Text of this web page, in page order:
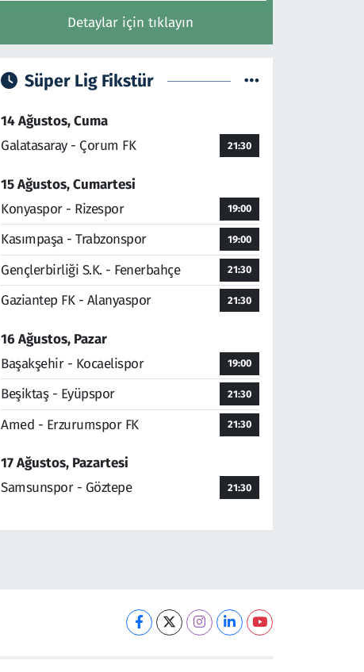
Detaylar için tıklayın
Süper Lig Fikstür
14 Ağustos, Cuma
Galatasaray - Çorum FK
21:30
15 Ağustos, Cumartesi
Konyaspor - Rizespor
19:00
Kasımpaşa - Trabzonspor 19:00
Gençlerbirliği S.K. - Fenerbahçe 21:30
Gaziantep FK - Alanyaspor 21:30
16 Ağustos, Pazar
Başakşehir - Kocaelispor
19:00
Beşiktaş - Eyüpspor 21:30
Amed - Erzurumspor FK 21:30
17 Ağustos, Pazartesi
Samsunspor - Göztepe
21:30